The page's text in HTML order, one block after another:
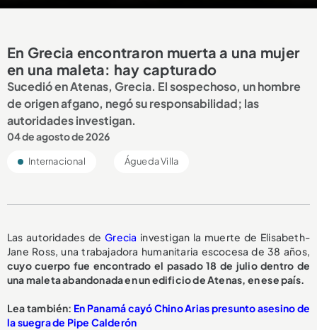
En Grecia encontraron muerta a una mujer
en una maleta: hay capturado
Sucedió en Atenas, Grecia. El sospechoso, un hombre
de origen afgano, negó su responsabilidad; las
autoridades investigan.
04 de agosto de 2026
Internacional Águeda Villa
Las autoridades deGrecia investigan la muerte de Elisabeth-
Jane Ross, una trabajadora humanitaria escocesa de 38 años,
cuyo cuerpo fue encontrado el pasado 18 de julio dentro de
una maleta abandonada en un edificio de Atenas, en ese país.
Lea también: En Panamá cayó Chino Arias presunto asesino de
la suegra de Pipe Calderón